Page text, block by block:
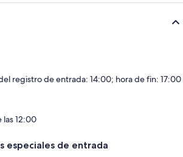
registro de entrada: 14:00; hora de fin: 17:00
las 12:00
especiales de entrada